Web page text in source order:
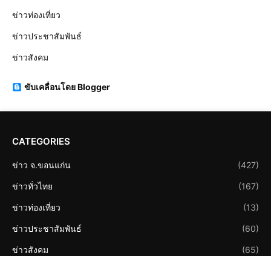
ข่าวท่องเที่ยว
ข่าวประชาสัมพันธ์
ข่าวสังคม
ขับเคลื่อนโดย Blogger
CATEGORIES
ข่าว จ.ขอนแก่น (427)
ข่าวทั่วไทย (167)
ข่าวท่องเที่ยว (13)
ข่าวประชาสัมพันธ์ (60)
ข่าวสังคม (65)